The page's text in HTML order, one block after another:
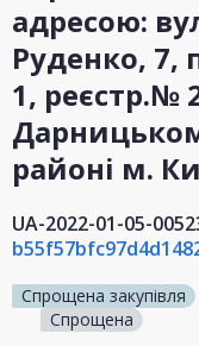
адресою:
Руденко, 7,
1, реєстр.№
районі м.
UA-2022-01-05-
Спрощена закупівля
Спрощена